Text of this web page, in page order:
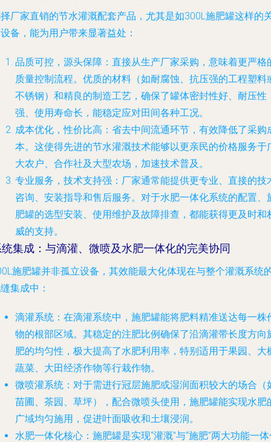
厂家直销的节水灌溉配套产品，尤其是如300L施肥罐这样的
备，能为用户带来显著益处：
品质可控，源头保障 ：直接从生产厂家采购，意味着更严格
质量控制流程。优质的材料（如耐腐蚀、抗压强的工程塑料
不锈钢）和精良的制造工艺，确保了罐体密封性好、耐压性
强、使用寿命长，能稳定应对田间各种工况。
成本优化，性价比高 ：省去中间流通环节，有效降低了采购
本。这使得先进的节水灌溉技术能够以更亲民的价格服务于
大农户、合作社及大型农场，加速技术普及。
专业服务，技术支持强 ：厂家通常能提供更专业、直接的技
咨询、安装指导和售后服务。对于水肥一体化系统的配置、
肥罐的选型安装、使用维护及故障排查，都能获得更及时和
威的支持。
集成：与滴灌、微喷及水肥一体化的完美协同
施肥罐并非孤立设备，其效能最大化体现在与整个灌溉系统
集成中：
滴灌系统 ：在滴灌系统中，施肥罐能将肥料精准送达每一株
物的根部区域。其稳定的注肥比例确保了沿滴灌带长度方向
肥的均匀性，极大提高了水肥利用率，特别适用于果园、大
蔬菜、大田经济作物等行栽作物。
微喷灌系统 ：对于需进行冠层施肥或湿润面积较大的场合（
苗圃、茶园、草坪），配合微喷头使用，施肥罐能实现水肥
广域均匀施用，促进叶面吸收和土壤浸润。
水肥一体化核心 ：施肥罐是实现“灌溉”与“施肥”两大功能一